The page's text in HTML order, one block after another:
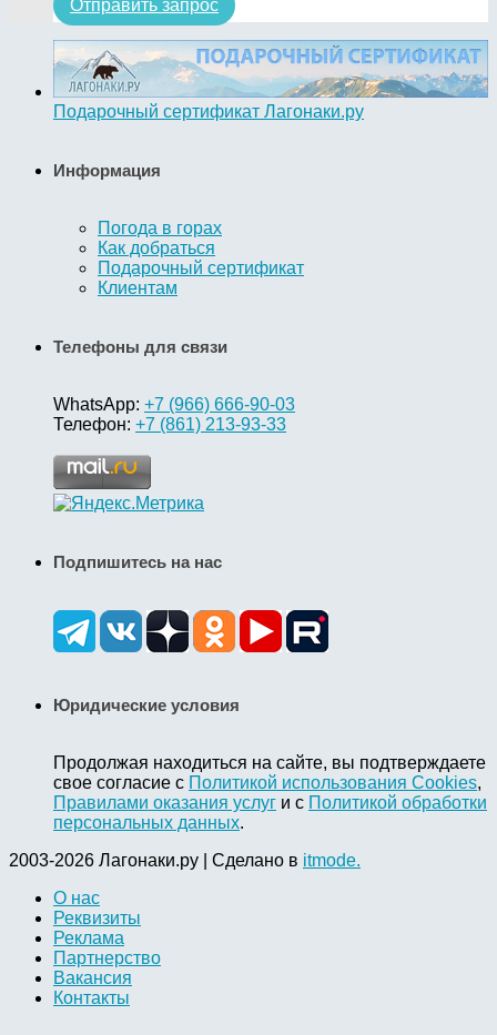
Отправить запрос
Подарочный сертификат Лагонаки.ру
Информация
Погода в горах
Как добраться
Подарочный сертификат
Клиентам
Телефоны для связи
WhatsApp: +7 (966) 666-90-03
Телефон: +7 (861) 213-93-33
Подпишитесь на нас
Юридические условия
Продолжая находиться на сайте, вы подтверждаете
свое согласие с Политикой использования Cookies,
Правилами оказания услуг и с Политикой обработки
персональных данных.
2003-2026 Лагонаки.ру | Сделано в itmode.
О нас
Реквизиты
Реклама
Партнерство
Вакансия
Контакты